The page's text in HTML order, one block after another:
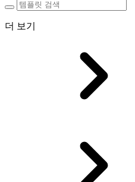
더 보기